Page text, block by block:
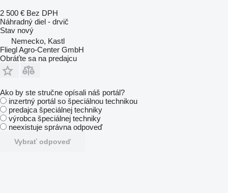
2 500 € Bez DPH
Náhradný diel - drvič
Stav nový
Nemecko, Kastl
Fliegl Agro-Center GmbH
Obráťte sa na predajcu
Ako by ste stručne opísali náš portál?
inzertný portál so špeciálnou technikou
predajca špeciálnej techniky
výrobca špeciálnej techniky
neexistuje správna odpoveď
Vybrať odpoveď